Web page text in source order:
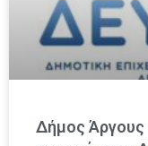
Δήμος Άργους